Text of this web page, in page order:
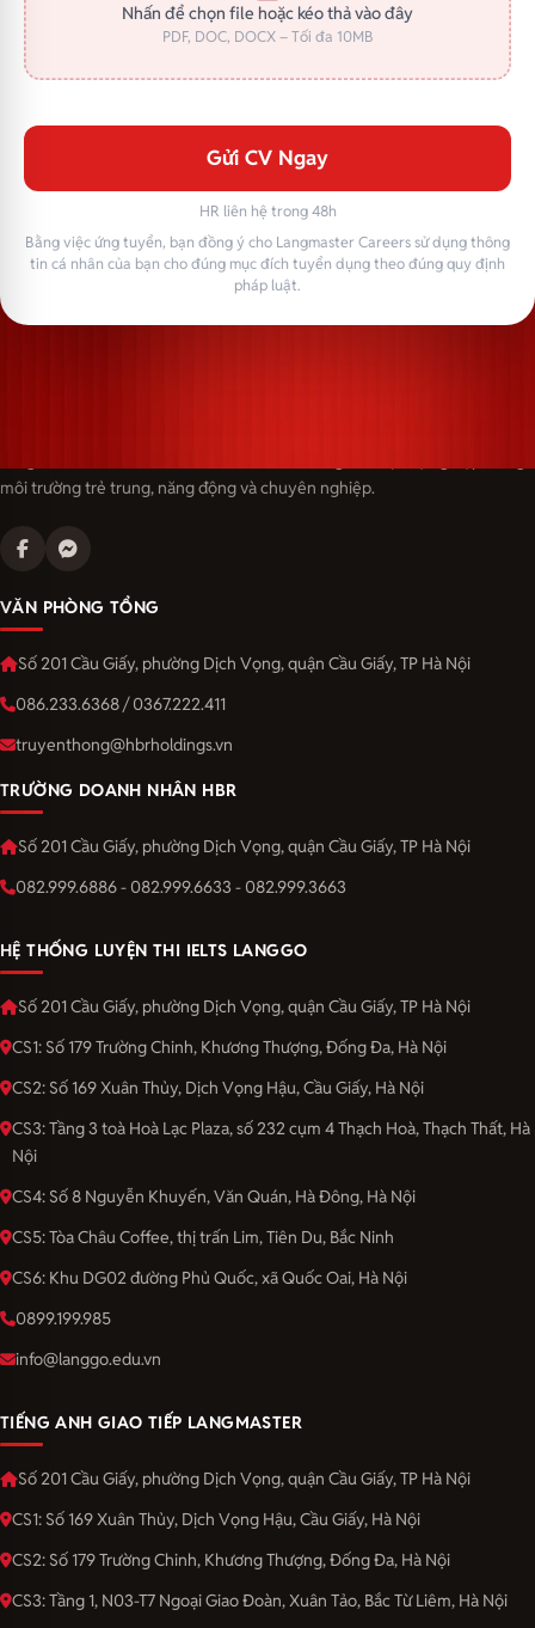
Nhấn để chọn file hoặc kéo thả vào đây
PDF, DOC, DOCX – Tối đa 10MB
Gửi CV Ngay
HR liên hệ trong 48h
Bằng việc ứng tuyển, bạn đồng ý cho Langmaster Careers sử dụng thông
tin cá nhân của bạn cho đúng mục đích tuyển dụng theo đúng quy định
pháp luật.
môi trường trẻ trung, năng động và chuyên nghiệp.
VĂN PHÒNG TỔNG
Số 201 Cầu Giấy, phường Dịch Vọng, quận Cầu Giấy, TP Hà Nội
086.233.6368 / 0367.222.411
truyenthong@hbrholdings.vn
TRƯỜNG DOANH NHÂN HBR
Số 201 Cầu Giấy, phường Dịch Vọng, quận Cầu Giấy, TP Hà Nội
082.999.6886 - 082.999.6633 - 082.999.3663
HỆ THỐNG LUYỆN THI IELTS LANGGO
Số 201 Cầu Giấy, phường Dịch Vọng, quận Cầu Giấy, TP Hà Nội
CS1: Số 179 Trường Chinh, Khương Thượng, Đống Đa, Hà Nội
CS2: Số 169 Xuân Thủy, Dịch Vọng Hậu, Cầu Giấy, Hà Nội
CS3: Tầng 3 toà Hoà Lạc Plaza, số 232 cụm 4 Thạch Hoà, Thạch Thất, Hà
Nội
CS4: Số 8 Nguyễn Khuyến, Văn Quán, Hà Đông, Hà Nội
CS5: Tòa Châu Coffee, thị trấn Lim, Tiên Du, Bắc Ninh
CS6: Khu DG02 đường Phủ Quốc, xã Quốc Oai, Hà Nội
0899.199.985
info@langgo.edu.vn
TIẾNG ANH GIAO TIẾP LANGMASTER
Số 201 Cầu Giấy, phường Dịch Vọng, quận Cầu Giấy, TP Hà Nội
CS1: Số 169 Xuân Thủy, Dịch Vọng Hậu, Cầu Giấy, Hà Nội
CS2: Số 179 Trường Chinh, Khương Thượng, Đống Đa, Hà Nội
CS3: Tầng 1, N03-T7 Ngoại Giao Đoàn, Xuân Tảo, Bắc Từ Liêm, Hà Nội